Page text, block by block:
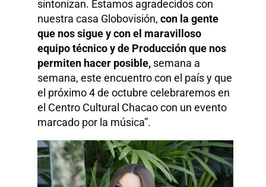
sintonizan. Estamos agradecidos con
nuestra casa Globovisión,con la gente
que nos sigue y con el maravilloso
equipo técnico y de Producción que nos
permiten hacer posible, semana a
semana, este encuentro con el país y que
el próximo 4 de octubre celebraremos en
el Centro Cultural Chacao con un evento
marcado por la música”.